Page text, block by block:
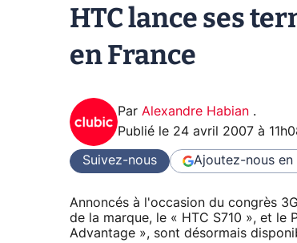
HTC lance ses
en France
Par Alexandre Habian .
Publié le 24 avril 2007 à
Suivez-nous Ajoutez-nous en
Annoncés à l'occasion du congrès
de la marque, le « HTC S710 », et le
Advantage », sont désormais